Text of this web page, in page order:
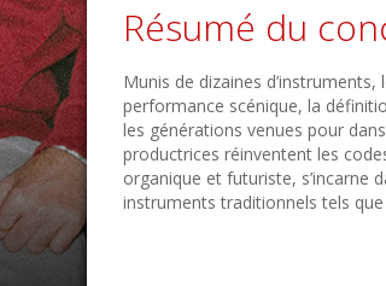
Résumé du
Munis de dizaines
performance scénique, la
les générations venues pour
productrices réinventent les
organique et futuriste, s’incarne
instruments traditionnels tels